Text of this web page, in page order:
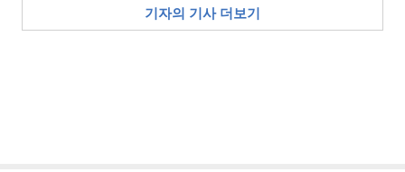
기자의 기사 더보기